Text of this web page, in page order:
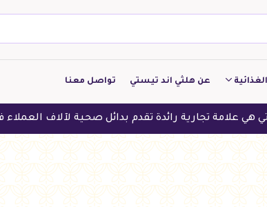
عن هلثي اند تيستي تواصل معنا
تقدم بدائل صحية لآلاف العملاء في الدول العربية